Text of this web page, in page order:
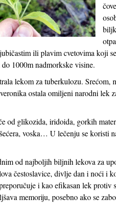
ili plavim cvetovima koji
1000m nadmorkske visine.
lekom za tuberkulozu.
ostala omiljeni narodni lek
od glikozida, iridoida, gorkih
voska… U lečenju se koristi
od najboljih biljnih lekova za
čestoslavice, divlje dan i noći i
i kao efikasan lek
memoriju, posebno ako se